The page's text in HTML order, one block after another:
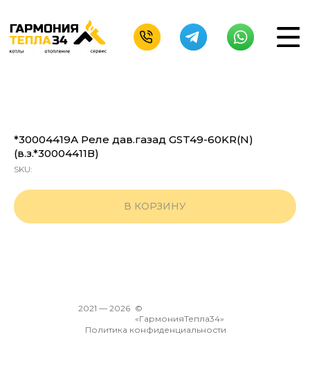
*30004419А Реле дав.газад GST49-60KR(N)
(в.з.*30004411В)
SKU:
В КОРЗИНУ
Политика конфиденциальности
©
«ГармонияТепла34»
2026
2021 —